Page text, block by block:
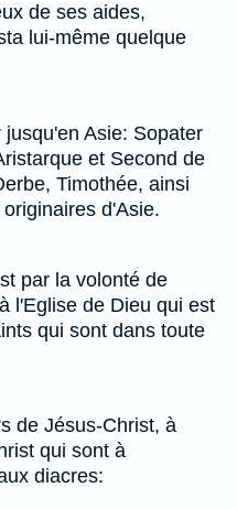
de ses aides,
lui-même quelque
Asie: Sopater
et Second de
Timothée, ainsi
d'Asie.
par la volonté de
l'Eglise de Dieu qui est
qui sont dans toute
de Jésus-Christ, à
qui sont à
diacres: